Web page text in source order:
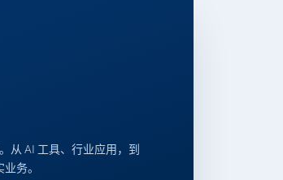
从 AI 工具、行业应用，到
务。